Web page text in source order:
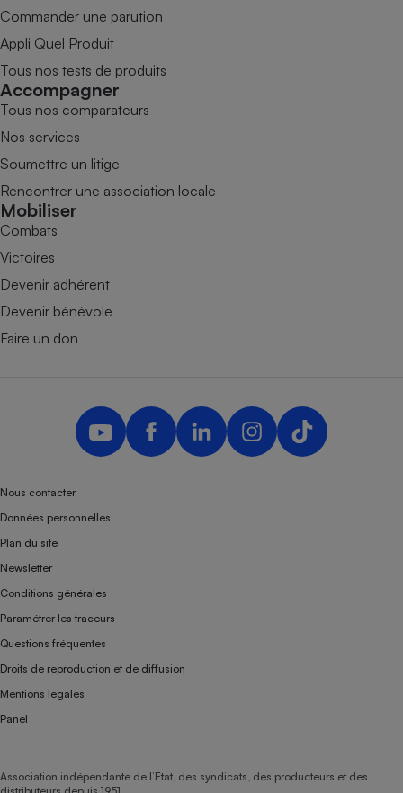
Commander une parution
Appli Quel Produit
Tous nos tests de produits
Accompagner
Tous nos comparateurs
Nos services
Soumettre un litige
Rencontrer une association locale
Mobiliser
Combats
Victoires
Devenir adhérent
Devenir bénévole
Faire un don
Nous contacter
Données personnelles
Plan du site
Newsletter
Conditions générales
Paramétrer les traceurs
Questions fréquentes
Droits de reproduction et de diffusion
Mentions légales
Panel
Association indépendante de l’État, des syndicats, des producteurs et des